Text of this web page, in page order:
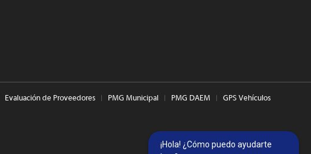
Evaluación de Proveedores PMG Municipal PMG DAEM GPS Vehículos
¡Hola! ¿Cómo puedo ayudarte